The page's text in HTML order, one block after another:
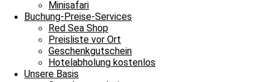
Minisafari
Buchung-Preise-Services
Red Sea Shop
Preisliste vor Ort
Geschenkgutschein
Hotelabholung kostenlos
Unsere Basis
Nach ihrer Show verließen auch sie uns ins Blau. Jedoch war auf
Adlerrochen entdecken, der in der Strömung stand, wie ein Fels in
ebenmäßig Marmoriert und wir konnten ihn von der Nähe
unter einem Stein saß. In unserem Sicherheitsstop begegnete uns
hinschauen sollten, machten wir uns überglücklich auf den Weg
als auch für die Neulinge, denn heute hat unsere Tauschfamilie
viel zu feiern, das heißt schnell auf zur Shaab Stella Bar, denn
Grüße von JJ, Sandra und Janina.